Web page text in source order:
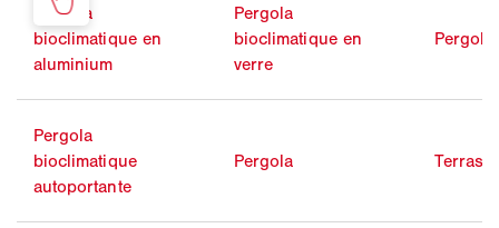
Pergola
bioclimatique en
aluminium
Pergola
bioclimatique en
verre
Pergola
bioclimatique
autoportante
Pergola